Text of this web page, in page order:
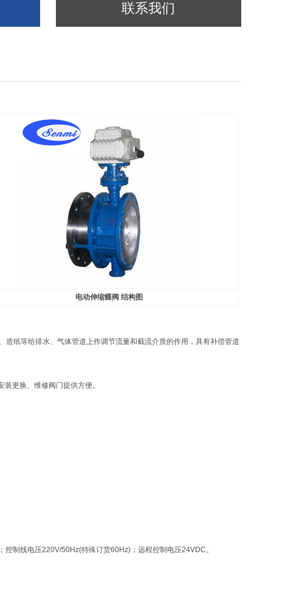
联系我们
电动伸缩蝶阀 结构图
纸等给排水、气体管道上作调节流量和截流介质的作用，具有补偿管道
更换、维修阀门提供方便。
制线电压220V/50Hz(特殊订货60Hz)；远程控制电压24VDC。